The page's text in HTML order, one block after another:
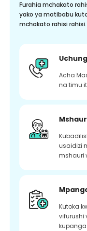
Furahia mchakato
yako ya matibabu
mchakato rahisi rahisi.
Acha
na timu
usaidizi
mshauri
Kutoka
vifurushi